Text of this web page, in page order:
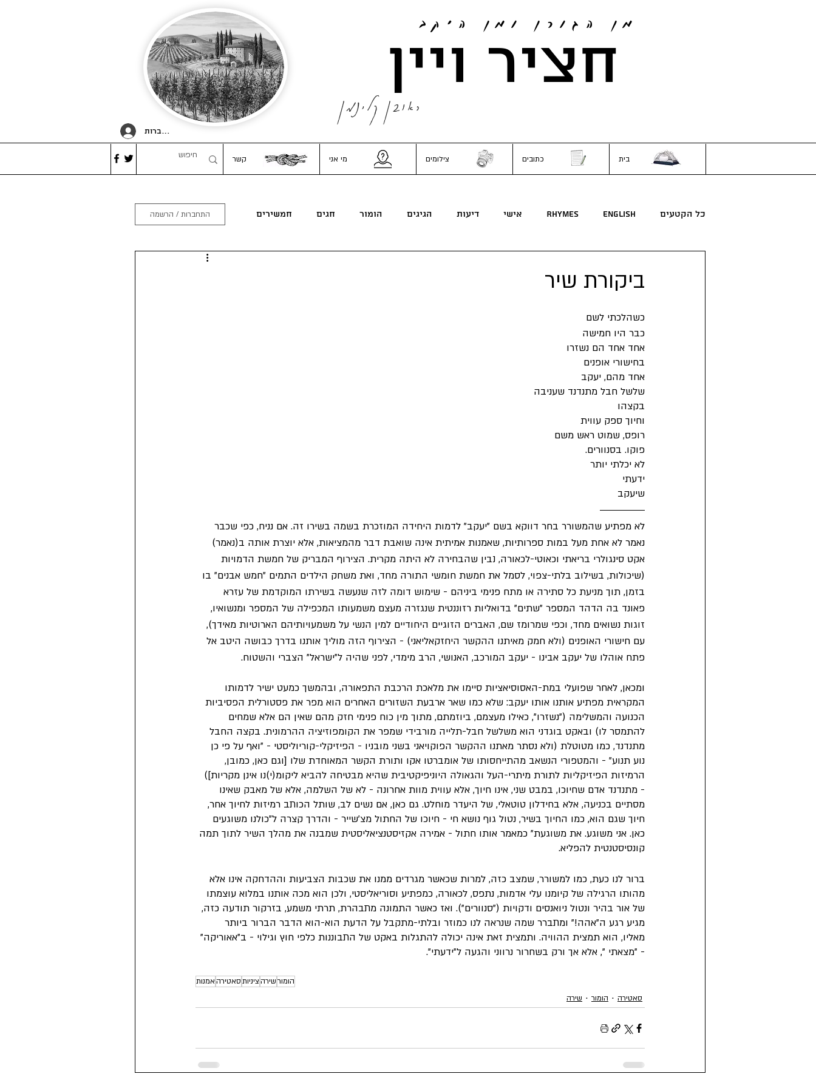
להתחברות
מן הגורן ומן היקב
חציר ויין
ראובן קלינמן
בית כתובים צילומים מי אני קשר
כל הקטעים English
Rhymes אישי דיעות הגיגים הומור חגים חמשירים
פרוזה
התחברות / הרשמה
ביקורת שיר
כשהלכתי לשם
כבר היו חמישה
אחד אחד הם נשזרו
בחישורי אופנים
אחד מהם, יעקב
שלשל חבל מתנדנד שעניבה
בקצהו
וחיוך ספק עווית
רופס, שמוט ראש משם
פוקו. בסנוורים.
לא יכלתי יותר
ידעתי
שיעקב
לא מפתיע שהמשורר בחר דווקא בשם "יעקב" לדמות היחידה המוזכרת בשמה בשירו זה. אם נניח, כפי שכבר
נאמר לא אחת מעל במות ספרותיות, שאמנות אמיתית אינה שואבת דבר מהמציאות, אלא יוצרת אותה ב(נאמר)
אקט סינגולרי בריאתי וכאוטי-לכאורה, נבין שהבחירה לא היתה מקרית. הצירוף המבריק של חמשת הדמויות
(שיכולות, בשילוב בלתי-צפוי, לסמל את חמשת חומשי התורה מחד, ואת משחק הילדים התמים "חמש אבנים" בו
בזמן, תוך מניעת כל סתירה או מתח פנימי ביניהם - שימוש דומה לזה שנעשה בשירתו המוקדמת של עזרא
פאונד בה הדהד המספר "שתים" בדואליות רזוננטית שנגזרה מעצם משמעותו המכפילה של המספר ומנשואיו,
זוגות נשואים מחד, וכפי שמרומז שם, האברים הזוגיים היחודיים למין הנשי על משמעויותיהם הארוטיות מאידך),
עם חישורי האופנים (ולא חמק מאיתנו ההקשר היחזקאליאני) - הצירוף הזה מוליך אותנו בדרך כבושה היטב אל
פתח אוהלו של יעקב אבינו - יעקב המורכב, האנושי, הרב מימדי, לפני שהיה ל"ישראל" הצברי והשטוח.
ומכאן, לאחר שפועלי במת-האסוסיאציות סיימו את מלאכת הרכבת התפאורה, ובהמשך כמעט ישיר לדמותו
המקראית מפתיע אותנו אותו יעקב: שלא כמו שאר ארבעת השזורים האחרים הוא מפר את פסטורלית הפסיביות
הכנועה והמשלימה ("נשזרו", כאילו מעצמם, ביוזמתם, מתוך מין כוח פנימי חזק מהם שאין הם אלא שמחים
להתמסר לו) ובאקט בוגדני הוא משלשל חבל-תלייה מורבידי שמפר את הקומפוזיציה ההרמונית. בקצה החבל
מתנדנד, כמו מטוטלת (ולא נסתר מאתנו ההקשר הפוקויאני בשני מובניו - הפיזיקלי-קוריוליסטי - "ואף על פי כן
נוע תנוע" - והמטפורי הנשאב מהתייחסותו של אומברטו אקו ותורת הקשר המאוחדת שלו [וגם כאן, כמובן,
הרמיזות הפיזיקליות לתורת מיתרי-העל והגאולה היוניפיקטיבית שהיא מבטיחה להביא ליקומ(י)נו אינן מקריות])
- מתנדנד אדם שחיוכו, במבט שני, אינו חיוך, אלא עווית מוות אחרונה - לא של השלמה, אלא של מאבק שאינו
מסתיים בכניעה, אלא בחידלון טוטאלי, של היעדר מוחלט. גם כאן, אם נשים לב, שותל הכותב רמיזות לחיוך אחר,
חיוך שגם הוא, כמו החיוך בשיר, נטול גוף נושא חי - חיוכו של החתול מצ'שייר - והדרך קצרה ל"כולנו משוגעים
כאן. אני משוגע. את משוגעת" כמאמר אותו חתול - אמירה אקזיסטנציאליסטית שמבנה את מהלך השיר לתוך תמה
קונסיסטנטית להפליא.
ברור לנו כעת, כמו למשורר, שמצב כזה, למרות שכאשר מגרדים ממנו את שכבות הצביעות וההדחקה אינו אלא
מהותו הרגילה של קיומנו עלי אדמות, נתפס, לכאורה, כמפתיע וסוריאליסטי, ולכן הוא מכה אותנו במלוא עוצמתו
של אור בהיר ונטול ניואנסים ודקויות ("סנוורים"). ואז כאשר התמונה מתבהרת, תרתי משמע, בזרקור תודעה כזה,
מגיע רגע ה"אהה!" ומתברר שמה שנראה לנו כמוזר ובלתי-מתקבל על הדעת הוא-הוא הדבר הברור ביותר
מאליו, הוא תמצית ההוויה. ותמצית זאת אינה יכולה להתגלות באקט של התבוננות כלפי חוץ וגילוי - ב"אאוריקה"
- "מצאתי ", אלא אך ורק בשחרור נרווני והגעה ל"ידעתי".
הומורשירהציניותסאטירהאמנות
סאטירה
הומור שירה